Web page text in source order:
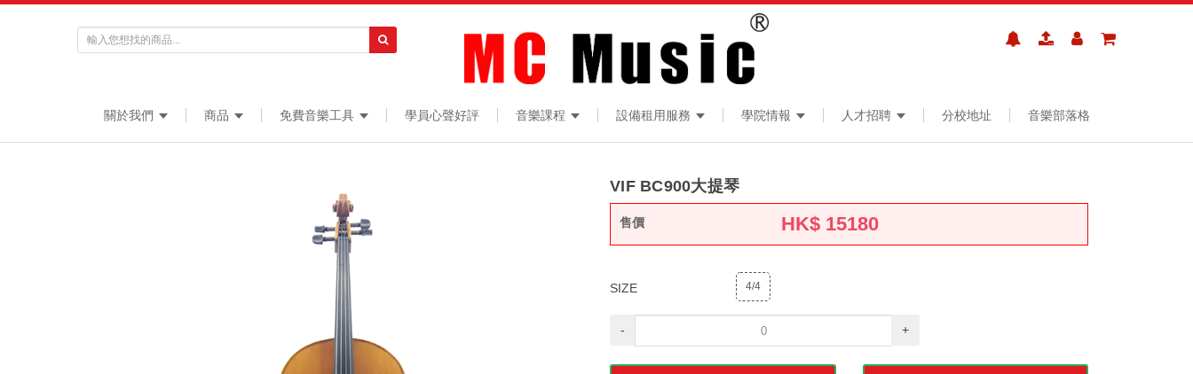
關於我們 商品 免費音樂工具 學員心聲好評 音樂課程 設備租用服務 學院情報 人才招聘 分校地址 音樂部落格
VIF BC900大提琴
售價 HK$ 15180
SIZE 4/4
- +